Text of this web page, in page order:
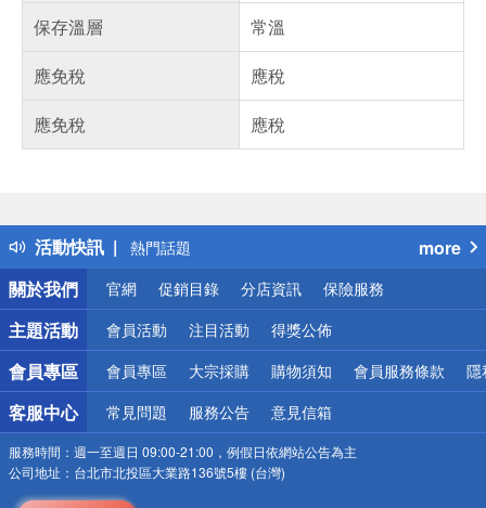
保存溫層
常溫
應免稅
應稅
應免稅
應稅
活動快訊
得獎公告
熱門話題
銀行優惠
偏遠地區配送
詐騙網頁！請小心！
more
關於我們
官網 促銷目錄 分店資訊 保險服務
主題活動 會員活動 注目活動 得獎公佈
會員專區 會員專區 大宗採購 購物須知 會員服務條款 隱
客服中心 常見問題 服務公告 意見信箱
服務時間： 週一至週日 09:00-21:00，例假日依網站公告為主
公司地址： 台北市北投區大業路136號5樓 (台灣)